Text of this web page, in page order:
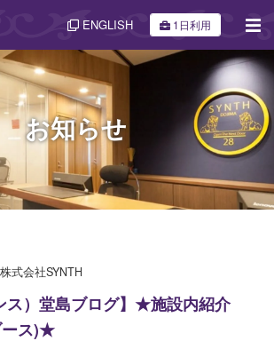
ENGLISH 1日利用
お知らせ
式会社SYNTH
ス）堂島ブログ】★施設内紹介
ース)★